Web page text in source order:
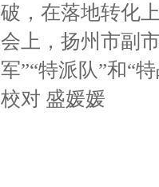
破，在落地转化
会上，扬州市副
军”“特派队”和“
校对 盛媛媛